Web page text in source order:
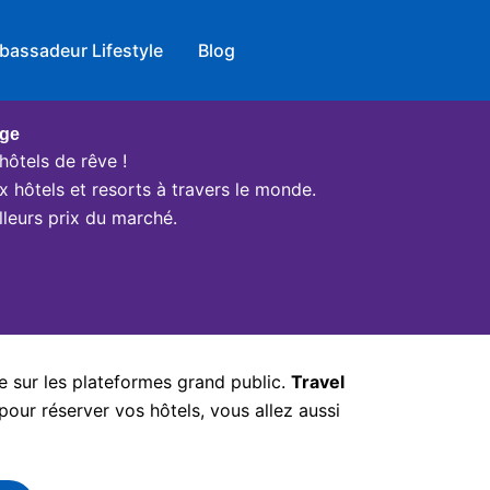
Lifestyle Blog
de rêve !
hôtels et resorts à travers le monde.
prix du marché.
sur les plateformes grand public. Travel
réserver vos hôtels, vous allez aussi